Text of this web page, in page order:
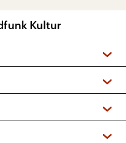
Kultur